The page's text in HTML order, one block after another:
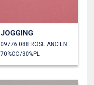
JOGGING
09776.088 ROSE ANCIEN
70%CO/30%PL